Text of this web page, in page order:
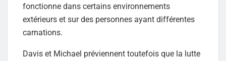
fonctionne dans certains environnements
extérieurs et sur des personnes ayant différentes
carnations.
Davis et Michael préviennent toutefois que la lutte